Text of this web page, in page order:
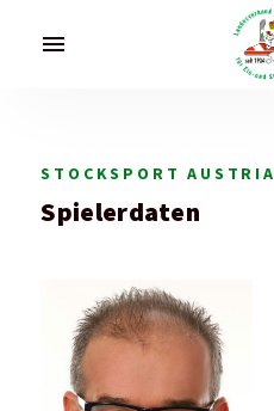
menu
STOCKSPORT AUSTRIA
Spielerdaten